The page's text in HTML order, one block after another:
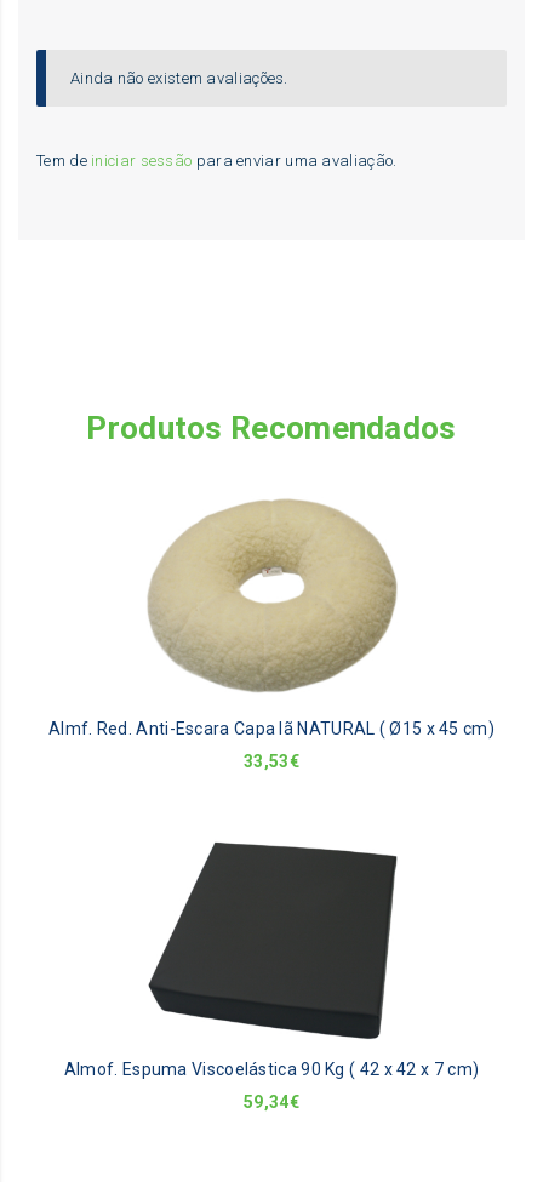
Ainda não existem avaliações.
Tem de iniciar sessão para enviar uma avaliação.
Produtos Recomendados
Almf. Red. Anti-Escara Capa lã NATURAL ( Ø15 x 45 cm)
33,53€
Almof. Espuma Viscoelástica 90 Kg ( 42 x 42 x 7 cm)
59,34€